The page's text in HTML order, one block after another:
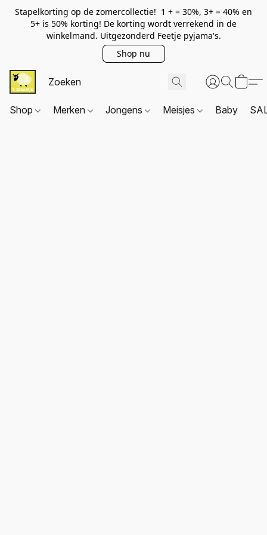
Stapelkorting op de zomercollectie! 1 + = 30%, 3+ = 40% en
5+ is 50% korting! De korting wordt verrekend in de
winkelmand. Uitgezonderd Feetje pyjama's.
Shop nu
Shop Merken Jongens Meisjes Baby